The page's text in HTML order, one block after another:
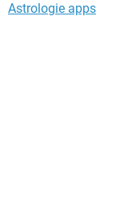
Astrologie apps